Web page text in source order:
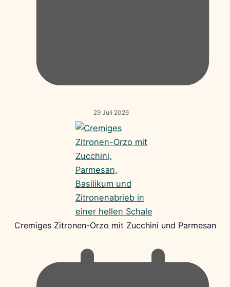
29 Juli 2026
Cremiges Zitronen-Orzo mit Zucchini und Parmesan